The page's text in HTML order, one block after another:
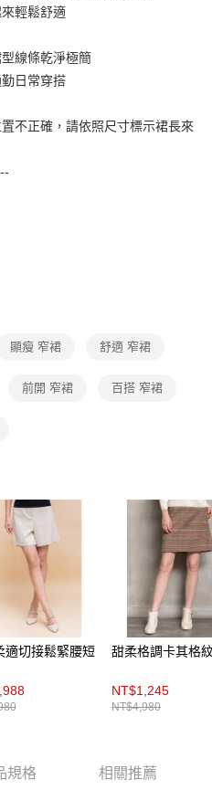
兆豐國際商業銀行
華泰商業銀行
遠東國際商業銀行
永豐商業銀行
中國信託商業銀行
付款」的支付方式。 讓您購物簡單
不需儲值。
即可結帳。
」後，將跳轉至「AFTEE先享後付」
，即可完成結帳。
繳費，但若您需要取消訂單，請聯絡
相關疑問，請聯繫「AFTEE先享後付
下網址：
理人或監護人之同意方可使用
者引起之損失，本公司不負相關責
據個別帳號之用戶狀況，依本公司即
度不足之情形，本公司將視審查結果
資訊註冊。若發現惡意使用之情形，
戶之使用額度並採取法律行動。
免運費
上)免運費
輕鬆舒適
線條乾淨極簡
日常穿搭
不正確，請依照尺寸標示裙長來
顯瘦 窄裙 舒適 窄裙
前開 窄裙 百搭 窄裙
適切接鬆緊腰短
甜柔格調卡其格
NT$1,245
NT$4,980
規格 相關推薦